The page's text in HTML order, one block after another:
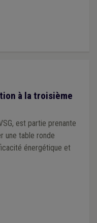
à la troisième
est partie prenante
une table ronde
énergétique et